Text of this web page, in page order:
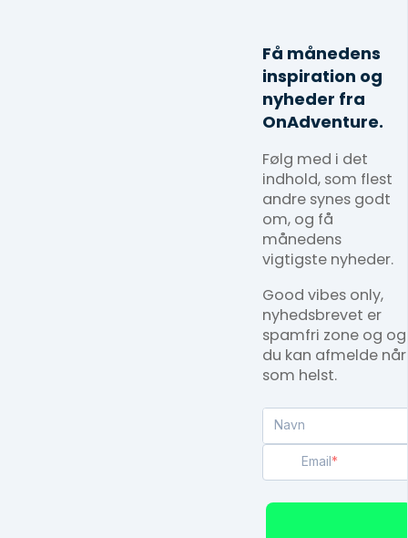
Få månedens
inspiration og
nyheder fra
OnAdventure.
Følg med i det
indhold, som flest
andre synes godt
om, og få
månedens
vigtigste nyheder.
Good vibes only,
nyhedsbrevet er
spamfri zone og og
du kan afmelde når
som helst.
Navn
Email